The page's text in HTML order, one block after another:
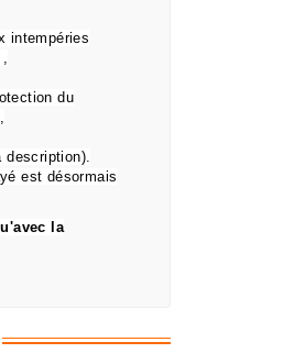
intempéries
,
du
,
description).
est désormais
la